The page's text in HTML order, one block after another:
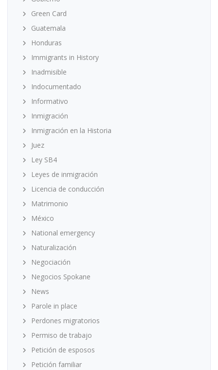
Green Card
Guatemala
Honduras
Immigrants in History
Inadmisible
Indocumentado
Informativo
Inmigración
Inmigración en la Historia
Juez
Ley SB4
Leyes de inmigración
Licencia de conducción
Matrimonio
México
National emergency
Naturalización
Negociación
Negocios Spokane
News
Parole in place
Perdones migratorios
Permiso de trabajo
Petición de esposos
Petición familiar